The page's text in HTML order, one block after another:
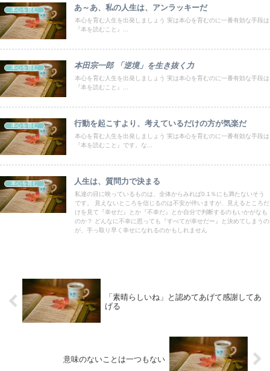
本心を育む あ～あ、私の人生は、アンラッキーだ
本心を育む人生を出発しましょう 実は本心を育むのに一番有効な手段は
『本を読むこと』...
本心を育む 本田宗一郎 「逆境」を生き抜く力
本心を育む人生を出発しましょう 実は本心を育むのに一番有効な手段は
『本を読むこと』...
本心を育む 行動を起こすより、考えているだけの方が気楽だ
本心を育む人生を出発しましょう 実は本心を育むのに一番有効な手段は
『本を読むこと』です。な...
本心を育む 人生は、質問力で決まる
私達の目に映っているものは、全体からみれば0.1％にも満たないそう
です。 見えないところを信じるのは不安が伴いますが、見えるところだ
けを見て『幸せだ』とか『不幸だ』とか自分で判断するのもいかがなも
のか？ どんなに不幸に思っても『すべてが幸せだー』と決めてしまうの
が、手っ取り早く幸せになれるのかもしれません
「素晴らしいね」と認めてあげて感謝してあ
げる
意味のないことは一つもない